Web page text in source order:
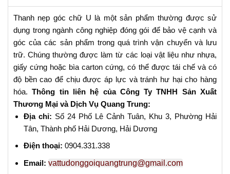
Thanh nẹp góc chữ U là một sản phẩm thường được sử
dụng trong ngành công nghiệp đóng gói để bảo vệ cạnh và
góc của các sản phẩm trong quá trình vận chuyển và lưu
trữ. Chúng thường được làm từ các loại vật liệu như nhựa,
giấy cứng hoặc bìa carton cứng, có thể được tái chế và có
độ bền cao để chịu được áp lực và tránh hư hại cho hàng
hóa.Thông tin liên hệ của Công Ty TNHH Sản Xuất
Thương Mại và Dịch Vụ Quang Trung:
Địa chỉ: Số 24 Phố Lê Cảnh Tuân, Khu 3, Phường Hải
Tân, Thành phố Hải Dương, Hải Dương
Điện thoại: 0904.331.338
Email: vattudonggoiquangtrung@gmail.com